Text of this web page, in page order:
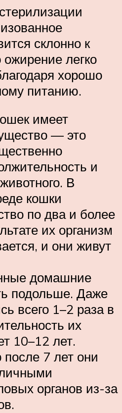
склонно к
легко
хорошо
питанию.
имеет
— это
и
В
кошки
по два и более
их организм
и они живут
домашние
подольше. Даже
всего 1–2 раза в
их
10–12 лет.
7 лет они
органов из-за